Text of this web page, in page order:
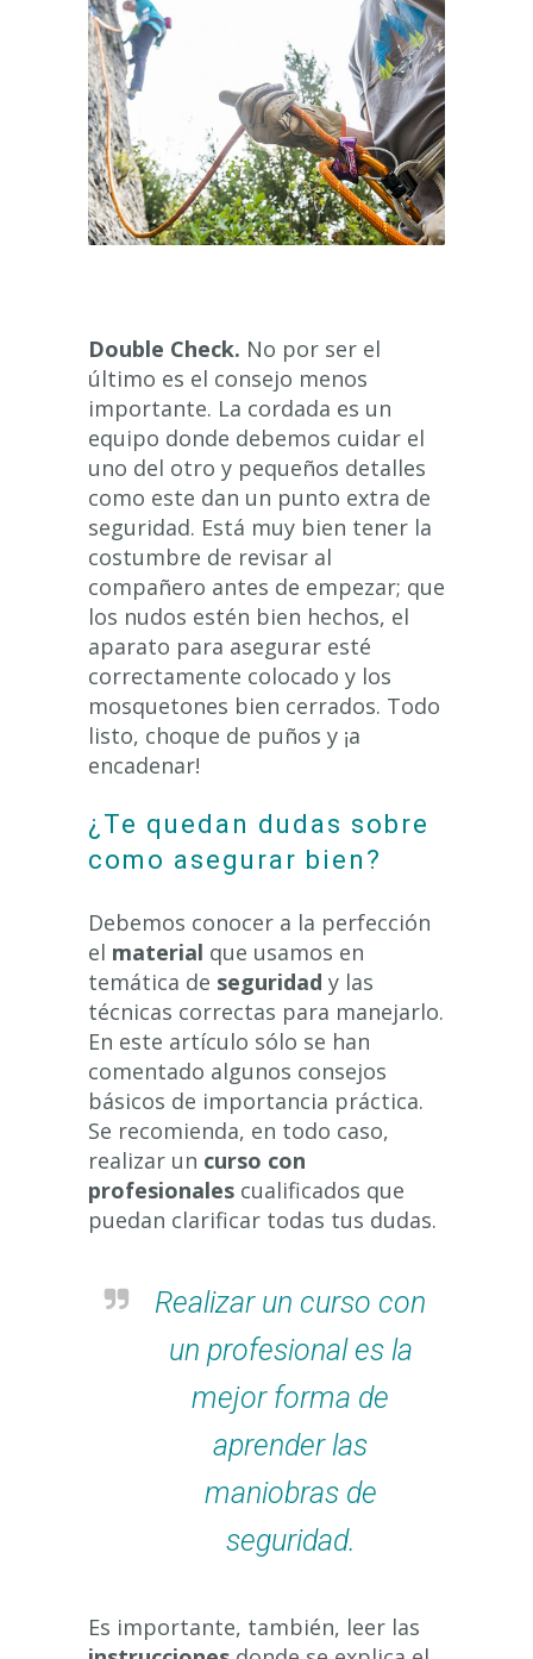
Double Check. No por ser el
último es el consejo menos
importante. La cordada es un
equipo donde debemos cuidar el
uno del otro y pequeños detalles
como este dan un punto extra de
seguridad. Está muy bien tener la
costumbre de revisar al
compañero antes de empezar; que
los nudos estén bien hechos, el
aparato para asegurar esté
correctamente colocado y los
mosquetones bien cerrados. Todo
listo, choque de puños y ¡a
encadenar!
¿Te quedan dudas sobre
como asegurar bien?
Debemos conocer a la perfección
el material que usamos en
temática de seguridad y las
técnicas correctas para manejarlo.
En este artículo sólo se han
comentado algunos consejos
básicos de importancia práctica.
Se recomienda, en todo caso,
realizar un curso con
profesionales cualificados que
puedan clarificar todas tus dudas.
Realizar un curso con
un profesional es la
mejor forma de
aprender las
maniobras de
seguridad.
Es importante, también, leer las